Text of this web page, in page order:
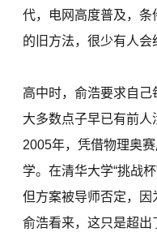
代，电网高度普及，条
的旧方法，很少有人会
高中时，俞浩要求自
大多数点子早已有前人
2005年，凭借物理奥
学。在清华大学“挑战
但方案被导师否定，因
俞浩看来，这只是超